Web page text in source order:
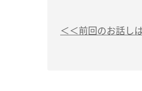
＜＜前回のお話し